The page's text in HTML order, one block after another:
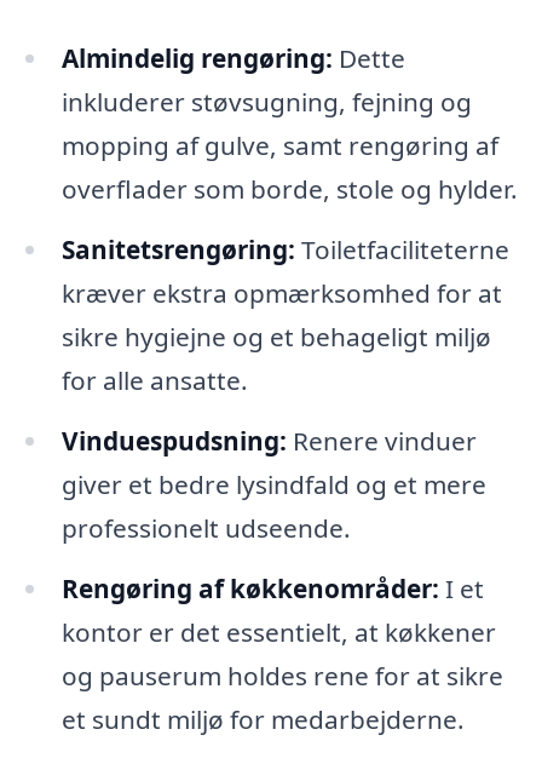
Almindelig rengøring: Dette
inkluderer støvsugning, fejning og
mopping af gulve, samt rengøring af
overflader som borde, stole og hylder.
Sanitetsrengøring: Toiletfaciliteterne
kræver ekstra opmærksomhed for at
sikre hygiejne og et behageligt miljø
for alle ansatte.
Vinduespudsning: Renere vinduer
giver et bedre lysindfald og et mere
professionelt udseende.
Rengøring af køkkenområder: I et
kontor er det essentielt, at køkkener
og pauserum holdes rene for at sikre
et sundt miljø for medarbejderne.